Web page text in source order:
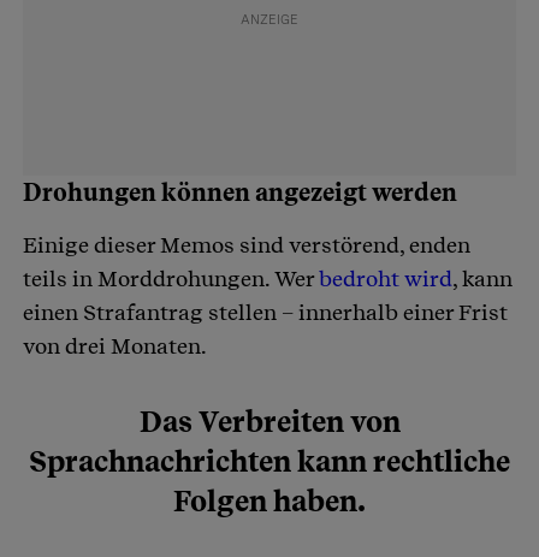
Drohungen können angezeigt werden
Einige dieser Memos sind verstörend, enden
teils in Morddrohungen. Werbedroht wird, kann
einen Strafantrag stellen – innerhalb einer Frist
von drei Monaten.
Das Verbreiten von
Sprachnachrichten kann rechtliche
Folgen haben.